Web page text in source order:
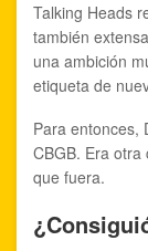
Talking Heads
también
una ambición
etiqueta de
Para entonces,
CBGB. Era otra
que fuera.